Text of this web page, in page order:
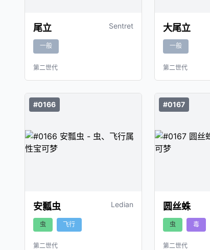
尾立 Sentret
一般
第二世代
大尾立
一般
第二世代
#0166
安瓢虫 Ledian
虫 飞行
第二世代
#0167
圆丝蛛
虫 毒
第二世代